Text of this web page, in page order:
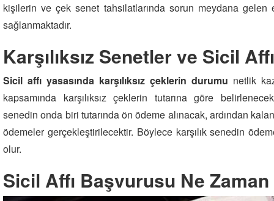
kişilerin ve çek senet tahsilatlarında sorun meydana gelen
sağlanmaktadır.
Karşılıksız Senetler ve Sicil Affı
Sicil affı yasasında karşılıksız çeklerin durumu netlik
kapsamında karşılıksız çeklerin tutarına göre
senedin onda biri tutarında ön ödeme alınacak, ardından
ödemeler gerçekleştirilecektir. Böylece karşılık senedin
olur.
Sicil Affı Başvurusu Ne Zaman